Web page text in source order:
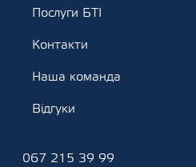
Послуги БТІ
Контакти
Наша команда
Відгуки
067 215 39 99